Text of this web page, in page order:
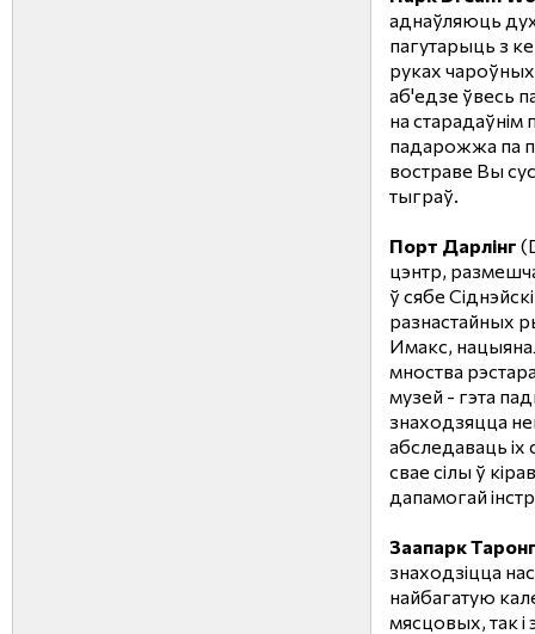
аднаўляюць
пагутарыць з
руках
аб'едзе ўвесь
на старадаўнім
падарожжа па
востраве Вы
тыграў.
Порт Дарлінг
цэнтр,
ў сябе
разнастайных
Имакс,
мноства
музей - гэта
знаходзяцца
абследаваць іх
свае сілы ў
дапамогай
Заапарк
знаходзіцца
найбагатую
мясцовых, так